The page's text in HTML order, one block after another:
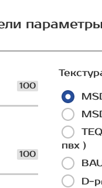
100
100
пвх )
D-